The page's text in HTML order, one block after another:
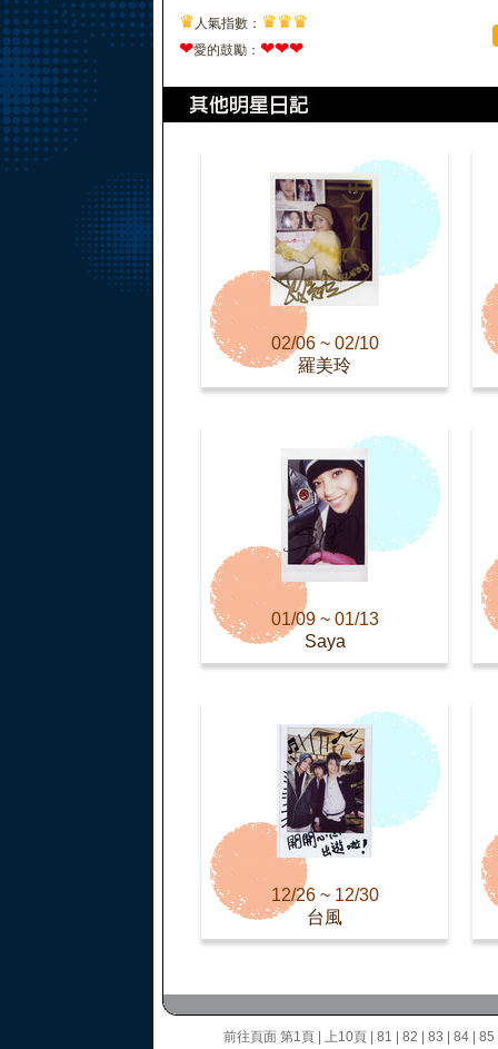
♛ 人氣指數： ♛♛♛
❤愛的鼓勵： ❤❤❤
02/06 ~ 02/10
羅美玲
01/09 ~ 01/13
Saya
12/26 ~ 12/30
台風
前往頁面 第1頁 上10頁 81 82 83 84 85